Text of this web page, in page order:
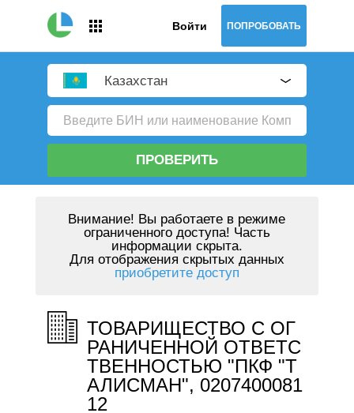
Войти ПОПРОБОВАТЬ
Казахстан
ПРОВЕРИТЬ
Внимание! Вы работаете в режиме
ограниченного доступа! Часть
информации скрыта.
Для отображения скрытых данных
приобретите доступ
ТОВАРИЩЕСТВО С ОГ
РАНИЧЕННОЙ ОТВЕТС
ТВЕННОСТЬЮ "ПКФ "Т
АЛИСМАН", 0207400081
12